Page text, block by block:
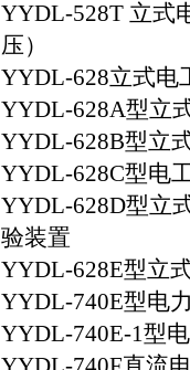
YYDL-528T 立式
压）
YYDL-628立式电
YYDL-628A型立
YYDL-628B型立
YYDL-628C型电
YYDL-628D型立
验装置
YYDL-628E型立
YYDL-740E型电
YYDL-740E-1型